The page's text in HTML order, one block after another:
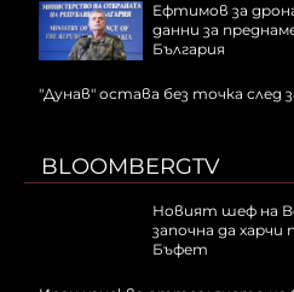
Ефтимов за
данни за
България
"Дунав" остава без точка след
BLOOMBERGTV
Новият шеф на
започна да
Бъфет